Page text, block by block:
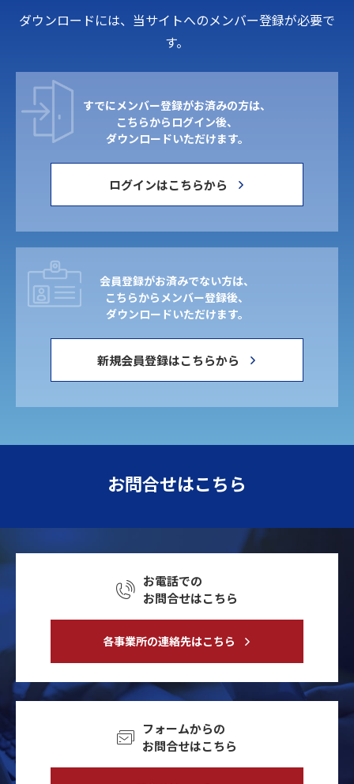
ダウンロードには、当サイトへのメンバー登録が必要で
す。
すでにメンバー登録がお済みの方は、
こちらからログイン後、
ダウンロードいただけます。
ログインはこちらから
会員登録がお済みでない方は、
こちらからメンバー登録後、
ダウンロードいただけます。
新規会員登録はこちらから
お問合せはこちら
お電話での
お問合せはこちら
各事業所の連絡先はこちら
フォームからの
お問合せはこちら